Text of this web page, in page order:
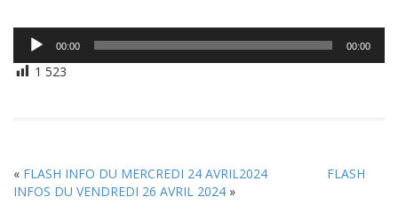
Lecteur
audio
00:00 00:00
1 523
« FLASH INFO DU MERCREDI 24 AVRIL2024
FLASH
INFOS DU VENDREDI 26 AVRIL 2024 »